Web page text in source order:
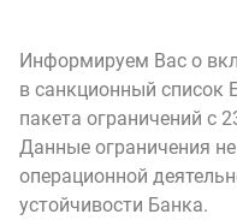
Информируем Вас о
в санкционный список
пакета ограничений с
Данные ограничения
операционной
устойчивости Банка.